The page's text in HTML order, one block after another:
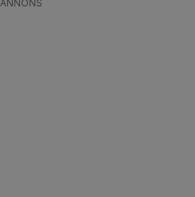
ANNONS